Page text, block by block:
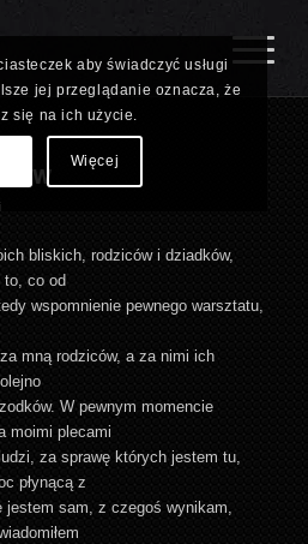
bliskich, rodziców i dziadków,
to, co od
wspomnienie pewnego warsztatu,
mną rodziców, a za nimi ich
W pewnym momencie
moimi plecami
za sprawę których jestem tu,
płynącą z
jestem sam, z czegoś wynikam,
aby świadczyć usługi
jej przeglądanie oznacza, że
się na ich użycie.
Więcej